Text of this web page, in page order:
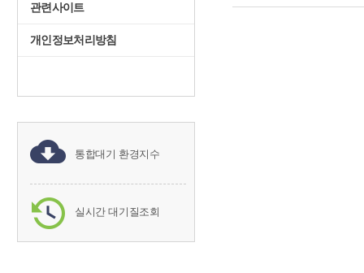
관련사이트
개인정보처리방침
통합대기 환경지수
실시간 대기질조회